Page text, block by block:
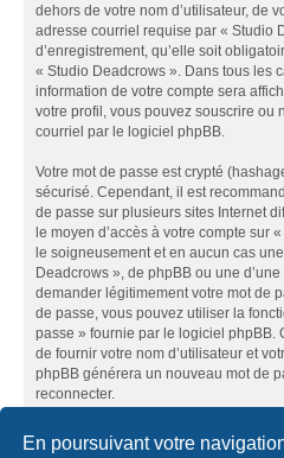
En poursuivant votre
dehors de votre nom d’utilisateur, de
adresse courriel requise par « Studio
d’enregistrement, qu’elle soit
« Studio Deadcrows ». Dans tous les
information de votre compte sera
votre profil, vous pouvez souscrire ou
courriel par le logiciel phpBB.
Votre mot de passe est crypté
sécurisé. Cependant, il est
de passe sur plusieurs sites Internet
le moyen d’accès à votre compte sur
le soigneusement et en aucun cas
Deadcrows », de phpBB ou une
demander légitimement votre mot de
de passe, vous pouvez utiliser la
passe » fournie par le logiciel phpBB.
de fournir votre nom d’utilisateur et
phpBB générera un nouveau mot de
reconnecter.